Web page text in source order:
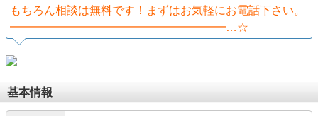
もちろん相談は無料です！まずはお気軽にお電話下さい。
━━━━━━━━━━━━━━━━━━━…☆
基本情報